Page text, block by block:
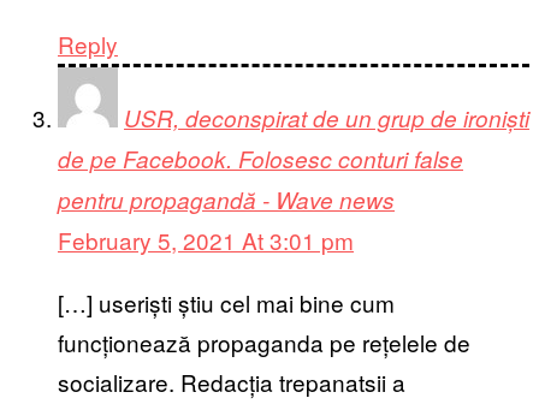
Reply
USR, deconspirat de un grup de ironiști
de pe Facebook. Folosesc conturi false
pentru propagandă - Wave news
February 5, 2021 At 3:01 pm
[…] useriști știu cel mai bine cum
funcționează propaganda pe rețelele de
socializare. Redacția trepanatsii a